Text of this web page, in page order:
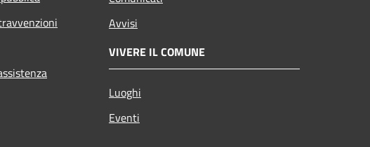
Avvisi
VIVERE IL COMUNE
Luoghi
Eventi